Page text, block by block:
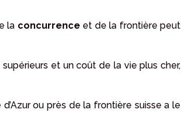
la concurrence et de la frontière peut
et un coût de la vie plus cher,
ou près de la frontière suisse a le